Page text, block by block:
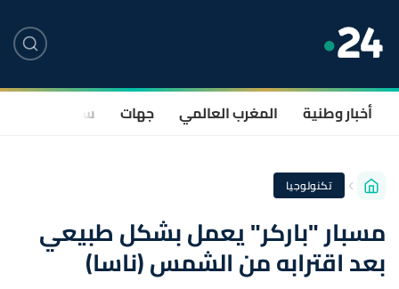
أخبار وطنية المغرب العالمي جهات سياسة
تكنولوجيا
مسبار "باركر" يعمل بشكل طبيعي
بعد اقترابه من الشمس (ناسا)